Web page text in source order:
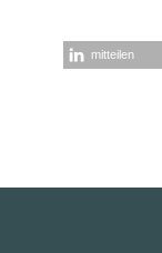
mitteilen